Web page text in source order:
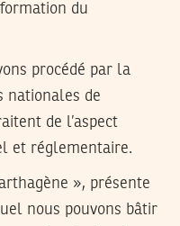
du
procédé par la
nationales de
de l’aspect
et réglementaire.
», présente
nous pouvons bâtir